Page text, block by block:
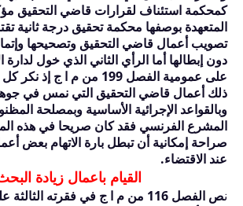
كمحكمة استئناف لقرارات قاضي التحقيق
المتعهدة بوصفها محكمة تحقيق درجة ثانية
تصويب أعمال قاضي التحقيق وتصحيحها
دون إبطالها أما الرأي الثاني الذي خول لدارة
على عمومية الفصل 199 من م ا ج إذ نكر كل
ذلك أعمال قاضي التحقيق التي نمس في
وبالقواعد الإجرائية الأساسية وبمصلحة
المشرع الفرنسي فقد كان صريحا في هذه
صراحة إمكانية أن تبطل بارة الاتهام بعض
عند الاقتضاء.
القيام باعمال زيادة
نص الفصل 116 من م ا ج في فقرته الثالثة